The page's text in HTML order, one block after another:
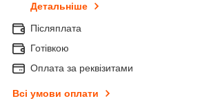
Детальніше
Післяплата
Готівкою
Оплата за реквізитами
Всі умови оплати